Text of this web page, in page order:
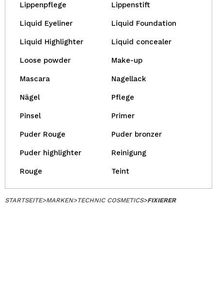
Lippenpflege Lippenstift
Liquid Eyeliner Liquid Foundation
Liquid Highlighter Liquid concealer
Loose powder Make-up
Mascara Nagellack
Nägel Pflege
Pinsel Primer
Puder Rouge Puder bronzer
Puder highlighter Reinigung
Rouge Teint
STARTSEITE>MARKEN>TECHNIC COSMETICS>FIXIERER